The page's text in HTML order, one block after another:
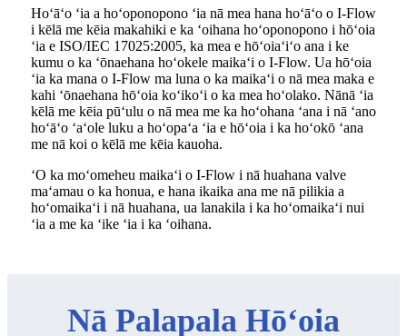
Hoʻāʻo ʻia a hoʻoponopono ʻia nā mea hana hoʻāʻo o I-Flow
i kēlā me kēia makahiki e ka ʻoihana hoʻoponopono i hōʻoia
ʻia e ISO/IEC 17025:2005, ka mea e hōʻoiaʻiʻo ana i ke
kumu o ka ʻōnaehana hoʻokele maikaʻi o I-Flow. Ua hōʻoia
ʻia ka mana o I-Flow ma luna o ka maikaʻi o nā mea maka e
kahi ʻōnaehana hōʻoia koʻikoʻi o ka mea hoʻolako. Nānā ʻia
kēlā me kēia pūʻulu o nā mea me ka hoʻohana ʻana i nā ʻano
hoʻāʻo ʻaʻole luku a hoʻopaʻa ʻia e hōʻoia i ka hoʻokō ʻana
me nā koi o kēlā me kēia kauoha.
ʻO ka moʻomeheu maikaʻi o I-Flow i nā huahana valve
maʻamau o ka honua, e hana ikaika ana me nā pilikia a
hoʻomaikaʻi i nā huahana, ua lanakila i ka hoʻomaikaʻi nui
ʻia a me ka ʻike ʻia i ka ʻoihana.
Nā Palapala Hōʻoia